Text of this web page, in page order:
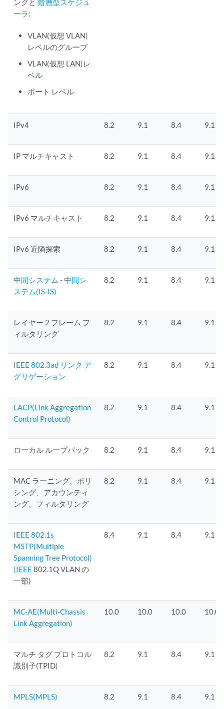
ングと 階層型スケジュ
ーラ:
VLAN(仮想 VLAN)
レベルのグループ
VLAN(仮想 LAN)レ
ベル
ポート レベル
IPv4 8.2 9.1 8.4 9.1
IP マルチキャスト 8.2 9.1 8.4 9.1
IPv6 8.2 9.1 8.4 9.1
IPv6 マルチキャスト 8.2 9.1 8.4 9.1
IPv6 近隣探索 8.2 9.1 8.4 9.1
中間システム - 中間シ
ステム(IS-IS)
8.2 9.1 8.4 9.1
レイヤー 2 フレーム フ
ィルタリング
8.2 9.1 8.4 9.1
IEEE 802.3ad リンク ア
グリゲーション
8.2 9.1 8.4 9.1
LACP(Link Aggregation
Control Protocol)
8.2 9.1 8.4 9.1
ローカル ループバック 8.2 9.1 8.4 9.1
MAC ラーニング、ポリ
シング、アカウンティ
ング、フィルタリング
8.2 9.1 8.4 9.1
IEEE 802.1s
MSTP(Multiple
Spanning Tree Protocol)
(IEEE 802.1Q VLAN の
一部)
8.4 9.1 8.4 9.1
MC-AE(Multi-Chassis
Link Aggregation)
10.0 10.0 10.0 10.0
マルチ タグ プロトコル
識別子(TPID)
8.2 9.1 8.4 9.1
MPLS(MPLS) 8.2 9.1 8.4 9.1